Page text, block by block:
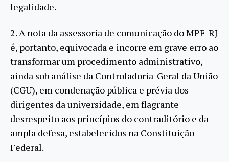
legalidade.
2. A nota da assessoria de comunicação do MPF-RJ
é, portanto, equivocada e incorre em grave erro ao
transformar um procedimento administrativo,
ainda sob análise da Controladoria-Geral da União
(CGU), em condenação pública e prévia dos
dirigentes da universidade, em flagrante
desrespeito aos princípios do contraditório e da
ampla defesa, estabelecidos na Constituição
Federal.